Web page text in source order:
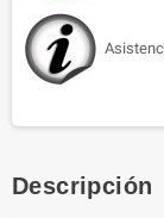
Descripción